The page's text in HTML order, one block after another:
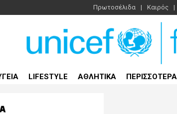
Πρωτοσέλιδα Καιρός
LIFESTYLE ΑΘΛΗΤΙΚΑ ΠΕΡΙΣΣΟΤΕΡΑ